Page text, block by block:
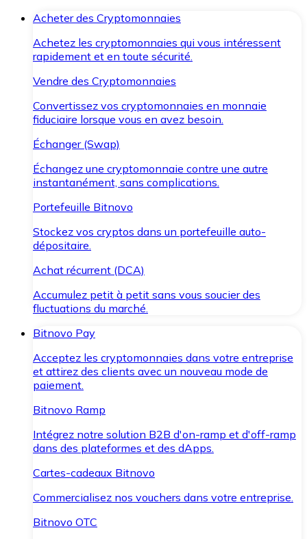
Acheter des Cryptomonnaies
Achetez les cryptomonnaies qui vous intéressent
rapidement et en toute sécurité.
Vendre des Cryptomonnaies
Convertissez vos cryptomonnaies en monnaie
fiduciaire lorsque vous en avez besoin.
Échanger (Swap)
Échangez une cryptomonnaie contre une autre
instantanément, sans complications.
Portefeuille Bitnovo
Stockez vos cryptos dans un portefeuille auto-
dépositaire.
Achat récurrent (DCA)
Accumulez petit à petit sans vous soucier des
fluctuations du marché.
Bitnovo Pay
Acceptez les cryptomonnaies dans votre entreprise
et attirez des clients avec un nouveau mode de
paiement.
Bitnovo Ramp
Intégrez notre solution B2B d'on-ramp et d'off-ramp
dans des plateformes et des dApps.
Cartes-cadeaux Bitnovo
Commercialisez nos vouchers dans votre entreprise.
Bitnovo OTC